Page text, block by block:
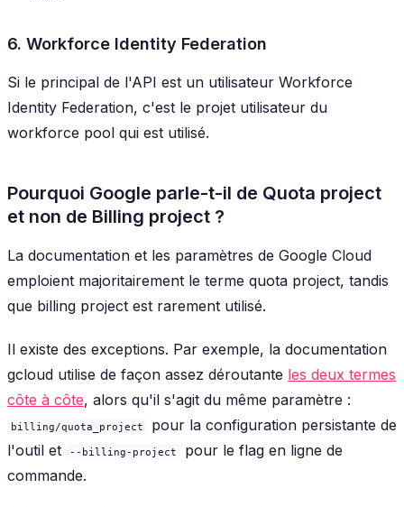
6. Workforce Identity Federation
Si le principal de l'API est un utilisateur Workforce
Identity Federation, c'est le projet utilisateur du
workforce pool qui est utilisé.
Pourquoi Google parle-t-il de Quota project
et non de Billing project ?
La documentation et les paramètres de Google Cloud
emploient majoritairement le terme quota project, tandis
que billing project est rarement utilisé.
Il existe des exceptions. Par exemple, la documentation
gcloud utilise de façon assez déroutante les deux termes
côte à côte, alors qu'il s'agit du même paramètre :
billing/quota_project
pour la configuration persistante de
l'outil et
--billing-project
pour le flag en ligne de
commande.